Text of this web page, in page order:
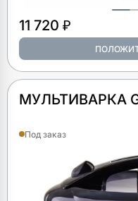
11 720 ₽
МУЛЬТИВАРКА
Под заказ